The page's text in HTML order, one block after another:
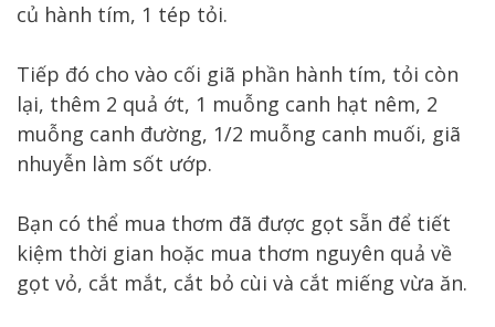
củ hành tím, 1 tép tỏi.
Tiếp đó cho vào cối giã phần hành tím, tỏi còn
lại, thêm 2 quả ớt, 1 muỗng canh hạt nêm, 2
muỗng canh đường, 1/2 muỗng canh muối, giã
nhuyễn làm sốt ướp.
Bạn có thể mua thơm đã được gọt sẵn để tiết
kiệm thời gian hoặc mua thơm nguyên quả về
gọt vỏ, cắt mắt, cắt bỏ cùi và cắt miếng vừa ăn.